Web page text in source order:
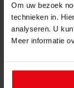
Om uw bezoek
technieken in.
analyseren. U
Meer informatie
Inventaris
Bovenakker
506Bouw
Datering: